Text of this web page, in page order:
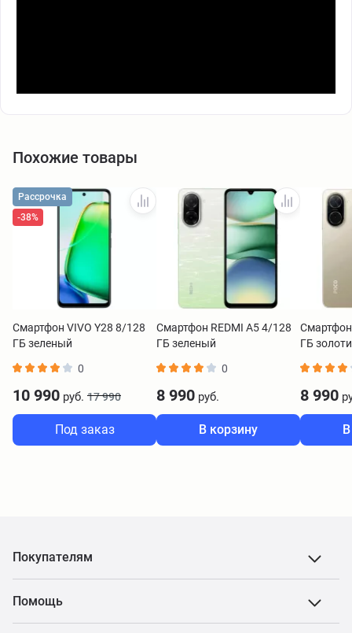
Похожие товары
Рассрочка
-38%
Смартфон VIVO Y28 8/128
ГБ зеленый
0
10 990 руб. 17 990
Под заказ
Смартфон REDMI A5 4/128
ГБ зеленый
0
8 990 руб.
В корзину
ГБ
8 990
Покупателям
Помощь